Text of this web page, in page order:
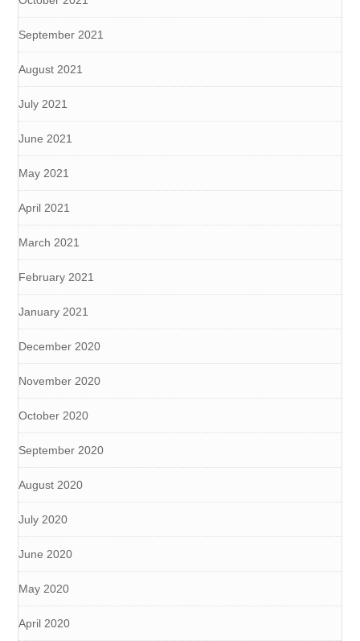
September 2021
August 2021
July 2021
June 2021
May 2021
April 2021
March 2021
February 2021
January 2021
December 2020
November 2020
October 2020
September 2020
August 2020
July 2020
June 2020
May 2020
April 2020